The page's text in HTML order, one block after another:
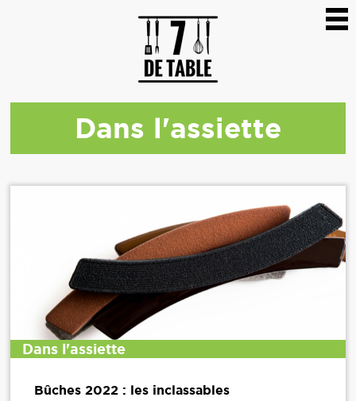
Dans l'assiette
Dans l'assiette
Bûches 2022 : les inclassables